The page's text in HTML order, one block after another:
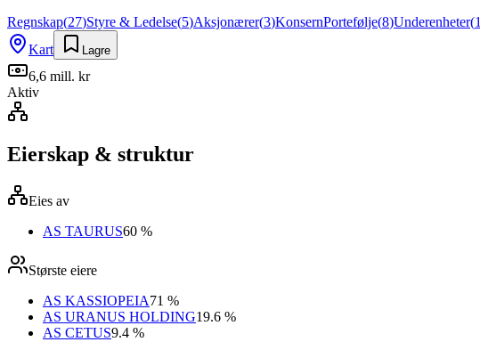
Regnskap(27)Styre & Ledelse(5)Aksjonærer(3)KonsernPortefølje(8)Underenheter(1
Kart
Lagre
6,6 mill. kr
Aktiv
Eierskap & struktur
Eies av
AS TAURUS60 %
Største eiere
AS KASSIOPEIA71 %
AS URANUS HOLDING19.6 %
AS CETUS9.4 %